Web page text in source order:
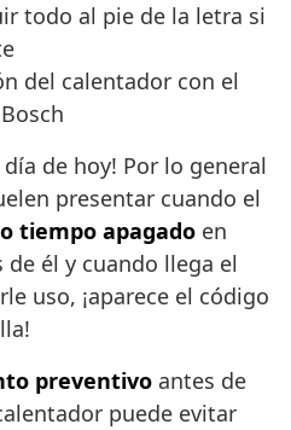
todo al pie de la letra si
del calentador con el
de hoy! Por lo general
presentar cuando el
tiempo apagado en
él y cuando llega el
uso, ¡aparece el código
preventivo antes de
puede evitar